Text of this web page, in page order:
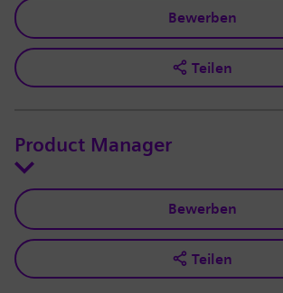
Bewerben
Teilen
Product Manager
Bewerben
Teilen